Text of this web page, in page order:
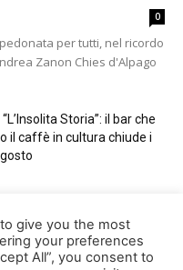
0
per tutti, nel ricordo
Zanon Chies d'Alpago
Storia”: il bar che
il caffè in cultura chiude i
Santa Croce 2026.
domenica 16 agosto
give you the most
your preferences
All”, you consent to